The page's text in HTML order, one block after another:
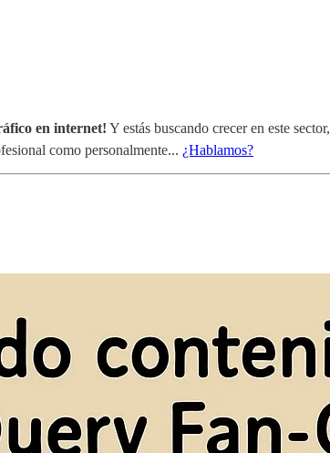
en internet! Y estás buscando crecer en este sector,
como personalmente... ¿Hablamos?